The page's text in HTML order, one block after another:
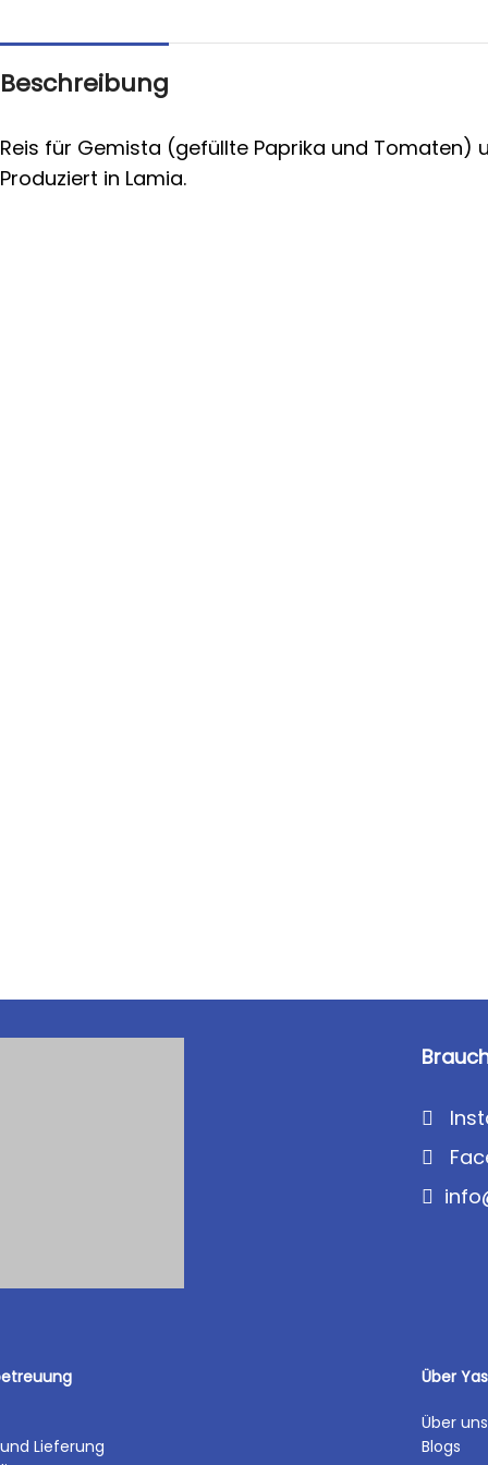
Beschreibung
Reis für Gemista (gefüllte Paprika und Tomaten)
Produziert in Lamia.
Lieferung
Über
Über uns
Blogs